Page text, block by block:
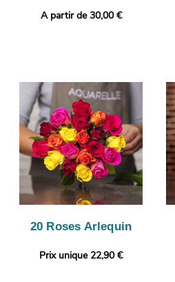
A partir de 30,00 €
20 Roses Arlequin
Prix unique 22,90 €